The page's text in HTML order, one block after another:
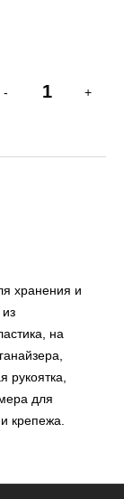
- +
хранения и
на
для
крепежа.